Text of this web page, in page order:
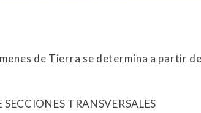
de Tierra se determina a partir
TRANSVERSALES